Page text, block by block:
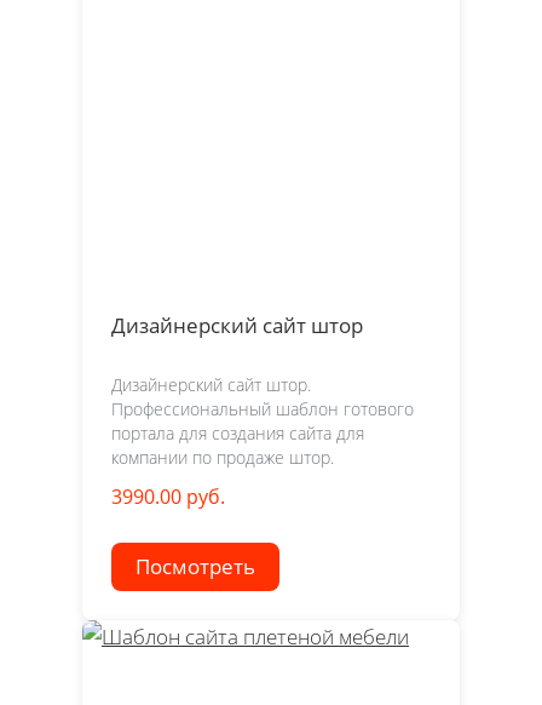
Дизайнерский сайт штор
Дизайнерский сайт штор.
Профессиональный шаблон готового
портала для создания сайта для
компании по продаже штор.
3990.00 руб.
Посмотреть